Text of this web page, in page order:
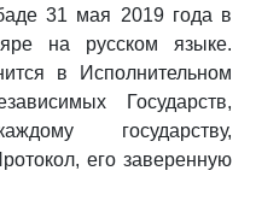
31 мая 2019 года в
на русском языке.
в Исполнительном
Государств,
государству,
его заверенную